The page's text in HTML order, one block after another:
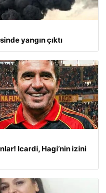
yangın çıktı
Icardi, Hagi’nin izini